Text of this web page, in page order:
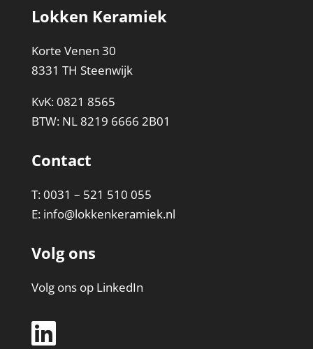
Lokken Keramiek
Korte Venen 30
8331 TH Steenwijk
KvK: 0821 8565
BTW: NL 8219 6666 2B01
Contact
T: 0031 – 521 510 055
E: info@lokkenkeramiek.nl
Volg ons
Volg ons op LinkedIn